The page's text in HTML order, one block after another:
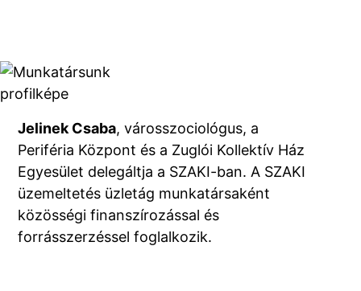
Jelinek Csaba, városszociológus, a
Periféria Központ és a Zuglói Kollektív Ház
Egyesület delegáltja a SZAKI-ban. A SZAKI
üzemeltetés üzletág munkatársaként
közösségi finanszírozással és
forrásszerzéssel foglalkozik.